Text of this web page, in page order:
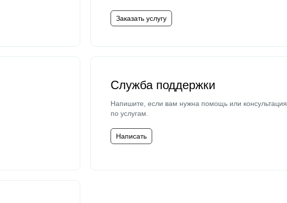
Заказать услугу
Служба поддержки
Напишите, если вам нужна помощь или консультация
по услугам.
Написать